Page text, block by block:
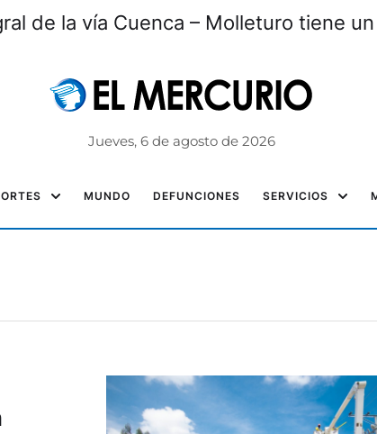
de la vía Cuenca – Molleturo tiene
Jueves, 6 de agosto de 2026
MUNDO DEFUNCIONES SERVICIOS